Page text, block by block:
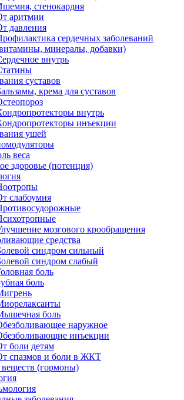
стенокардия
аритмии
давления
сердечных заболеваний
минералы, добавки)
внутрь
суставов
крема для суставов
внутрь
инъекции
ушей
веса
здоровье (потенция)
слабоумия
мозгового крообращения
средства
синдром сильный
синдром слабый
боль
боль
боль
наружное
инъекции
боли детям
спазмов и боли в ЖКТ
(гормоны)